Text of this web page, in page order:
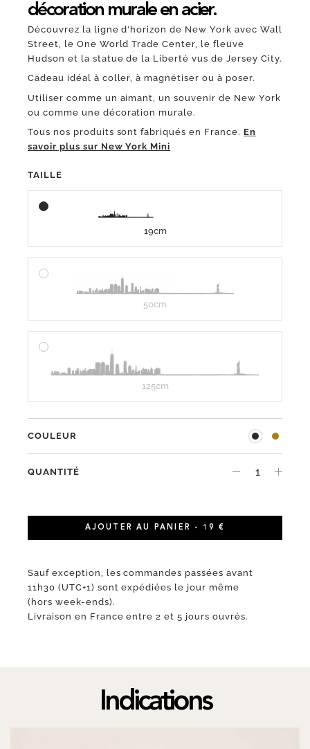
décoration murale en acier.
Découvrez la ligne d'horizon de New York avec Wall
Street, le One World Trade Center, le fleuve
Hudson et la statue de la Liberté vus de Jersey City.
Cadeau idéal à coller, à magnétiser ou à poser.
Utiliser comme un aimant, un souvenir de New York
ou comme une décoration murale.
Tous nos produits sont fabriqués en France. En
savoir plus sur New York Mini
TAILLE
19cm
50cm
125cm
COULEUR
QUANTITÉ
AJOUTER AU PANIER - 19 €
Sauf exception, les commandes passées avant
11h30 (UTC+1) sont expédiées le jour même
(hors week-ends).
Livraison en France entre 2 et 5 jours ouvrés.
Indications